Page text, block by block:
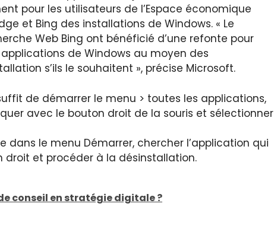
pour les utilisateurs de l’Espace économique
et Bing des installations de Windows. « Le
Web Bing ont bénéficié d’une refonte pour
de Windows au moyen des
s’ils le souhaitent », précise Microsoft.
de démarrer le menu > toutes les applications,
avec le bouton droit de la souris et sélectionner
dans le menu Démarrer, chercher l’application qui
et procéder à la désinstallation.
conseil en stratégie digitale ?